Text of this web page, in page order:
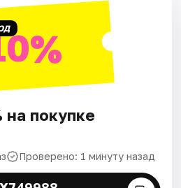
на покупке
Проверено: 1 минуту назад